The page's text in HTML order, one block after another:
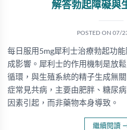
解答勃起障礙與
POSTED ON 07/
每日服用5mg犀利士治療勃起功
成影響。犀利士的作用機制是放
循環，與生殖系統的精子生成無
症常見共病，主要由肥胖、糖尿
因素引起，而非藥物本身導致。
繼續閱讀